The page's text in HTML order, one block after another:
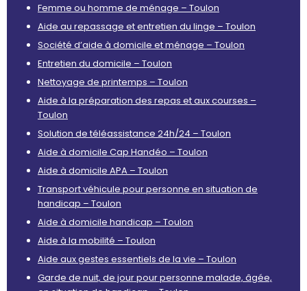
Femme ou homme de ménage – Toulon
Aide au repassage et entretien du linge – Toulon
Société d’aide à domicile et ménage – Toulon
Entretien du domicile – Toulon
Nettoyage de printemps – Toulon
Aide à la préparation des repas et aux courses –
Toulon
Solution de téléassistance 24h/24 – Toulon
Aide à domicile Cap Handéo – Toulon
Aide à domicile APA – Toulon
Transport véhicule pour personne en situation de
handicap – Toulon
Aide à domicile handicap – Toulon
Aide à la mobilité – Toulon
Aide aux gestes essentiels de la vie – Toulon
Garde de nuit, de jour pour personne malade, âgée,